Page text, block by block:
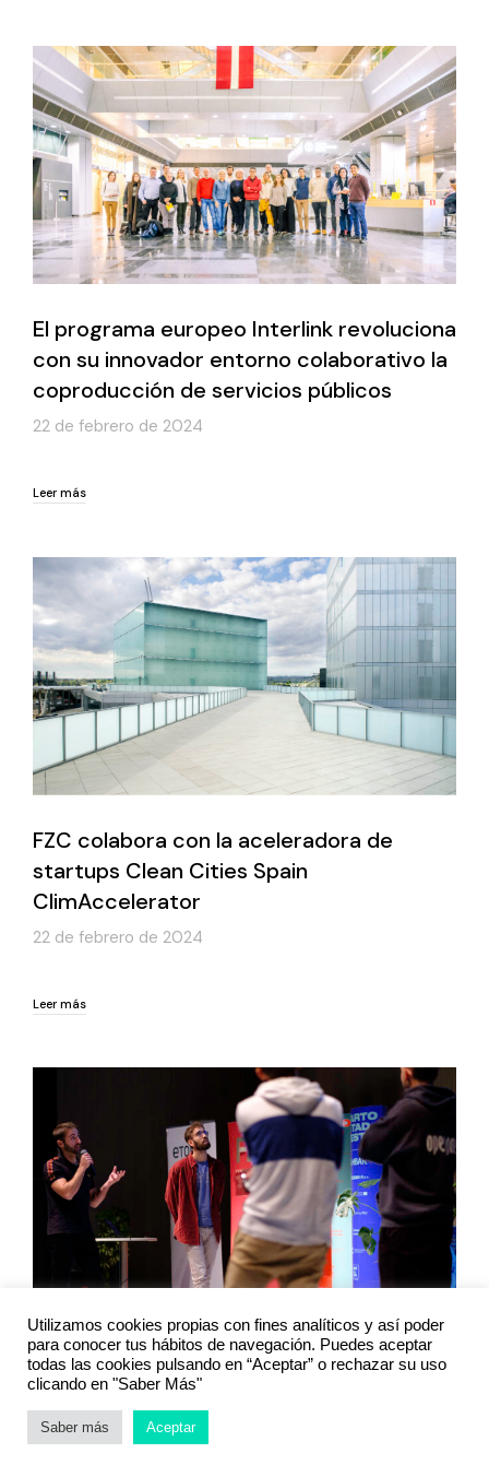
El programa europeo Interlink revoluciona
con su innovador entorno colaborativo la
coproducción de servicios públicos
22 de febrero de 2024
Leer más
FZC colabora con la aceleradora de
startups Clean Cities Spain
ClimAccelerator
22 de febrero de 2024
Leer más
FZC impulsa la creación de una start-up
tecnológica de talento local y la conecta
Utilizamos cookies propias con fines analíticos y así poder
para conocer tus hábitos de navegación. Puedes aceptar
todas las cookies pulsando en “Aceptar” o rechazar su uso
clicando en "Saber Más"
Saber más Aceptar